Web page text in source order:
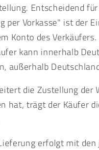
Entscheidend
per Vorkasse" ist der
Konto des
kann innerhalb
außerhalb
die Zustellung der
hat, trägt der Käufer
erfolgt mit